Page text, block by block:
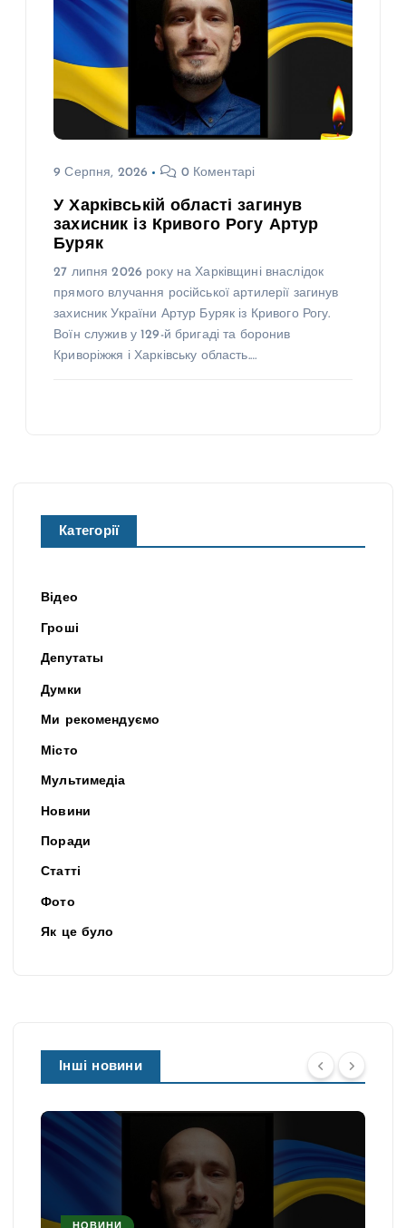
9 Серпня, 2026 0 Коментарі
У Харківській області загинув
захисник із Кривого Рогу Артур
Буряк
27 липня 2026 року на Харківщині внаслідок
прямого влучання російської артилерії загинув
захисник України Артур Буряк із Кривого Рогу.
Воїн служив у 129-й бригаді та боронив
Криворіжжя і Харківську область.…
Категорії
Відео
Гроші
Депутаты
Думки
Ми рекомендуємо
Місто
Мультимедіа
Новини
Поради
Статті
Фото
Як це було
Інші новини